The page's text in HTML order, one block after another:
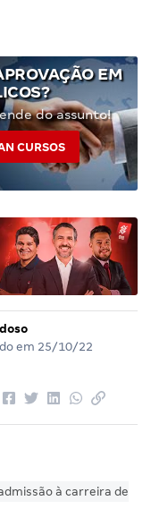
EM
do assunto!
CURSOS
em 25/10/22
à carreira de